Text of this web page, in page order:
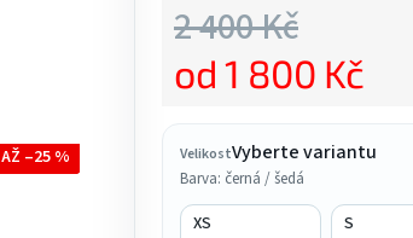
VelikostVyberte variantu
Barva: černá / šedá
XS S
2 400 Kč
od 1 800 Kč
AŽ –25 %